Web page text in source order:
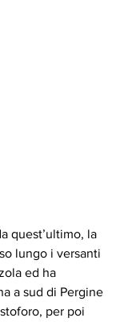
quest’ultimo, la
lungo i versanti
ed ha
a sud di Pergine
per poi